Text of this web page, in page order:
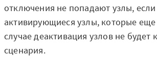
отключения не попадают узлы,
активирующиеся узлы, которые
случае деактивация узлов не
сценария.